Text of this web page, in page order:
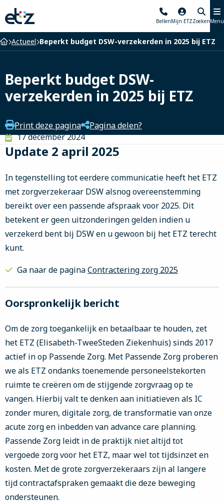
Elisabeth-
TweeSteden
Ziekenhuis
BellenMijn ETZZoekenMenu
Home
Actueel Beperkt budget DSW-verzekerden in 2025 bij ETZ
Beperkt budget DSW-
verzekerden in 2025 bij ETZ
Print deze pagina
Pagina delen?
17 december 2024
Update 2 april 2025
In tegenstelling tot eerdere communicatie heeft het ETZ
met zorgverzekeraar DSW alsnog overeenstemming
bereikt over een passende afspraak voor 2025. Dit
betekent er geen uitzonderingen gelden indien u
verzekerd bent bij DSW en u gewoon bij het ETZ terecht
kunt.
Ga naar de paginaContractering zorg 2025
Oorspronkelijk bericht
Om de zorg toegankelijk en betaalbaar te houden, zet
het ETZ (Elisabeth-TweeSteden Ziekenhuis) sinds 2017
actief in op Passende Zorg. Met Passende Zorg proberen
we als ETZ ondanks toenemende personeelstekorten
ruimte te creëren om de stijgende zorgvraag op te
vangen. Hierbij valt te denken aan initiatieven als IC
zonder muren, digitale zorg, de transformatie van onze
acute zorg en inbedden van advance care planning.
Passende Zorg leidt in de praktijk niet altijd tot
vergoede zorg voor het ETZ, maar wel tot tijdsinzet en
kosten. Met de grote zorgverzekeraars zijn al langere
tijd contractafspraken gemaakt die deze beweging
ondersteunen.